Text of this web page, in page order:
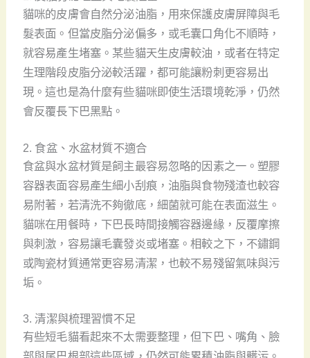
貓咪的皮膚會自然分泌油脂，用來保護皮膚屏障與毛
髮表面。但當皮脂分泌偏多，或毛囊口角化不順時，
就容易產生堵塞。某些貓天生皮膚較油，或者在特定
生理階段皮脂分泌較活躍，都可能讓粉刺更容易出
現。這也是為什麼有些貓咪即使生活環境乾淨，仍然
會反覆長下巴黑點。
2. 食盆、水盆材質不適合
食盆與水盆材質是飼主最容易忽略的因素之一。塑膠
容器表面容易產生細小刮痕，油脂與食物殘渣也較容
易附著，若清洗不夠徹底，細菌就可能在表面滋生。
貓咪在用餐時，下巴長時間接觸容器邊緣，反覆摩擦
與刺激，容易讓毛囊發炎或堵塞。相較之下，不鏽鋼
或陶瓷材質通常更容易清潔，也較不易殘留氣味與污
垢。
3. 清潔與梳理習慣不足
有些短毛貓看起來不太需要整理，但下巴、嘴角、臉